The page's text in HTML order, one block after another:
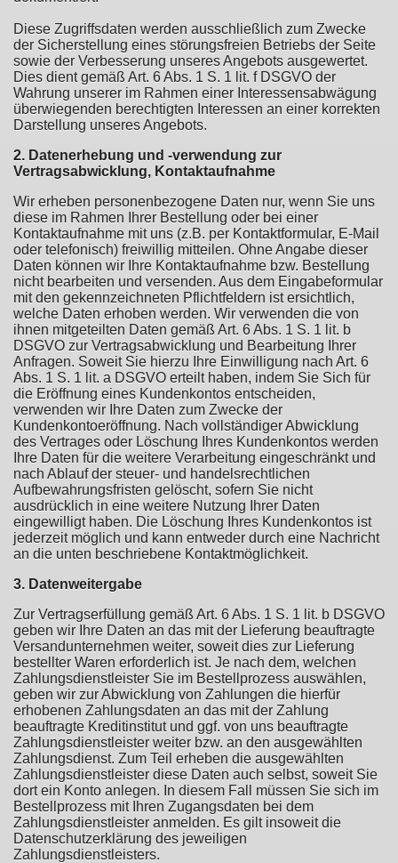
Diese Zugriffsdaten werden ausschließlich zum Zwecke
der Sicherstellung eines störungsfreien Betriebs der Seite
sowie der Verbesserung unseres Angebots ausgewertet.
Dies dient gemäß Art. 6 Abs. 1 S. 1 lit. f DSGVO der
Wahrung unserer im Rahmen einer Interessensabwägung
überwiegenden berechtigten Interessen an einer korrekten
Darstellung unseres Angebots.
2. Datenerhebung und -verwendung zur
Vertragsabwicklung, Kontaktaufnahme
Wir erheben personenbezogene Daten nur, wenn Sie uns
diese im Rahmen Ihrer Bestellung oder bei einer
Kontaktaufnahme mit uns (z.B. per Kontaktformular, E-Mail
oder telefonisch) freiwillig mitteilen. Ohne Angabe dieser
Daten können wir Ihre Kontaktaufnahme bzw. Bestellung
nicht bearbeiten und versenden. Aus dem Eingabeformular
mit den gekennzeichneten Pflichtfeldern ist ersichtlich,
welche Daten erhoben werden. Wir verwenden die von
ihnen mitgeteilten Daten gemäß Art. 6 Abs. 1 S. 1 lit. b
DSGVO zur Vertragsabwicklung und Bearbeitung Ihrer
Anfragen. Soweit Sie hierzu Ihre Einwilligung nach Art. 6
Abs. 1 S. 1 lit. a DSGVO erteilt haben, indem Sie Sich für
die Eröffnung eines Kundenkontos entscheiden,
verwenden wir Ihre Daten zum Zwecke der
Kundenkontoeröffnung. Nach vollständiger Abwicklung
des Vertrages oder Löschung Ihres Kundenkontos werden
Ihre Daten für die weitere Verarbeitung eingeschränkt und
nach Ablauf der steuer- und handelsrechtlichen
Aufbewahrungsfristen gelöscht, sofern Sie nicht
ausdrücklich in eine weitere Nutzung Ihrer Daten
eingewilligt haben. Die Löschung Ihres Kundenkontos ist
jederzeit möglich und kann entweder durch eine Nachricht
an die unten beschriebene Kontaktmöglichkeit.
3. Datenweitergabe
Zur Vertragserfüllung gemäß Art. 6 Abs. 1 S. 1 lit. b DSGVO
geben wir Ihre Daten an das mit der Lieferung beauftragte
Versandunternehmen weiter, soweit dies zur Lieferung
bestellter Waren erforderlich ist. Je nach dem, welchen
Zahlungsdienstleister Sie im Bestellprozess auswählen,
geben wir zur Abwicklung von Zahlungen die hierfür
erhobenen Zahlungsdaten an das mit der Zahlung
beauftragte Kreditinstitut und ggf. von uns beauftragte
Zahlungsdienstleister weiter bzw. an den ausgewählten
Zahlungsdienst. Zum Teil erheben die ausgewählten
Zahlungsdienstleister diese Daten auch selbst, soweit Sie
dort ein Konto anlegen. In diesem Fall müssen Sie sich im
Bestellprozess mit Ihren Zugangsdaten bei dem
Zahlungsdienstleister anmelden. Es gilt insoweit die
Datenschutzerklärung des jeweiligen
Zahlungsdienstleisters.